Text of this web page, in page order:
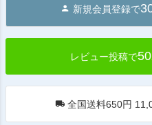
新規会員登録で
レビュー投稿で50
全国送料650円